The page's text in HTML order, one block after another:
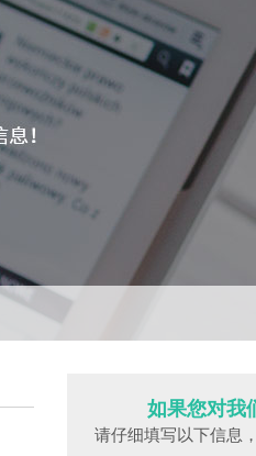
如果您对我
请仔细填写以下信息